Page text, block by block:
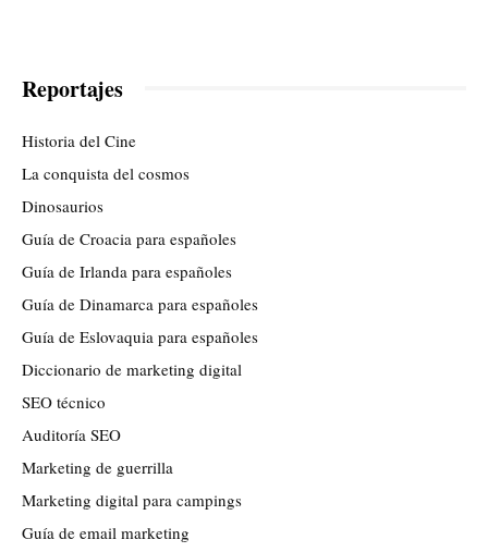
Reportajes
Historia del Cine
La conquista del cosmos
Dinosaurios
Guía de Croacia para españoles
Guía de Irlanda para españoles
Guía de Dinamarca para españoles
Guía de Eslovaquia para españoles
Diccionario de marketing digital
SEO técnico
Auditoría SEO
Marketing de guerrilla
Marketing digital para campings
Guía de email marketing